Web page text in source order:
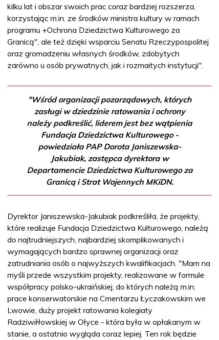
kilku lat i obszar swoich prac coraz bardziej rozszerza,
korzystając m.in. ze środków ministra kultury w ramach
programu +Ochrona Dziedzictwa Kulturowego za
Granicą", ale też dzięki wsparciu Senatu Rzeczypospolitej
oraz gromadzeniu własnych środków, zdobytych
zarówno u osób prywatnych, jak i rozmaitych instytucji".
"Wśród organizacji pozarządowych, których
zasługi w dziedzinie ratowania i ochrony
należy podkreślić, liderem jest bez wątpienia
Fundacja Dziedzictwa Kulturowego -
powiedziała PAP Dorota Janiszewska-
Jakubiak, zastępca dyrektora w
Departamencie Dziedzictwa Kulturowego za
Granicą i Strat Wojennych MKiDN.
Dyrektor Janiszewska-Jakubiak podkreśliła, że projekty,
które realizuje Fundacja Dziedzictwa Kulturowego, należą
do najtrudniejszych, najbardziej skomplikowanych i
wymagających bardzo sprawnej organizacji oraz
zatrudniania osób o najwyższych kwalifikacjach. "Mam na
myśli przede wszystkim projekty, realizowane w formule
współpracy polsko-ukraińskiej, do których należą m.in.
prace konserwatorskie na Cmentarzu Łyczakowskim we
Lwowie, duży projekt ratowania kolegiaty
Radziwiłłowskiej w Ołyce - która była w opłakanym w
stanie, a ostatnio wygląda coraz lepiej. Ten rok będzie